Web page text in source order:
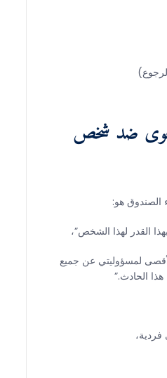
ضد شخص
هو:
القدر لهذا الشخص”،
لمسؤوليتي عن جميع
الحادث.”
فردية،